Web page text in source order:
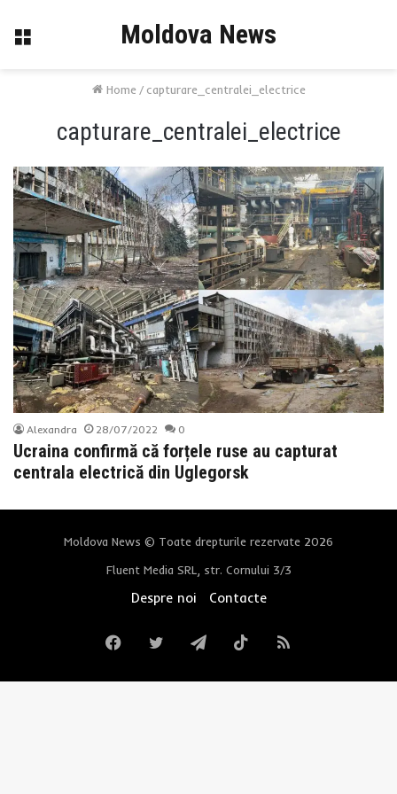
Menu Moldova News
Home / capturare_centralei_electrice
capturare_centralei_electrice
Alexandra 28/07/2022 0
Ucraina confirmă că forțele ruse au capturat
centrala electrică din Uglegorsk
Moldova News © Toate drepturile rezervate 2026
Fluent Media SRL, str. Cornului 3/3
Despre noi Contacte
FacebookTwitterTelegramTikTokRSS